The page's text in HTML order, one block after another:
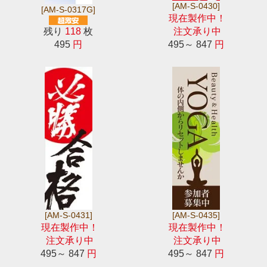
[AM-S-0317G]
残り 118 枚
495 円
[AM-S-0430]
現在製作中！
注文承り中
495～ 847 円
[AM-S-0431]
現在製作中！
注文承り中
495～ 847 円
[AM-S-0435]
現在製作中！
注文承り中
495～ 847 円